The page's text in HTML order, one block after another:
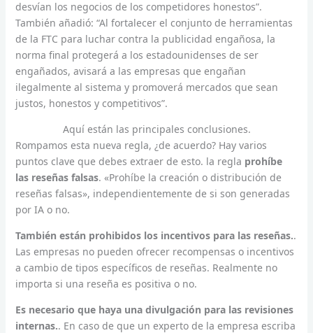
desvían los negocios de los competidores honestos”.
También añadió: “Al fortalecer el conjunto de herramientas
de la FTC para luchar contra la publicidad engañosa, la
norma final protegerá a los estadounidenses de ser
engañados, avisará a las empresas que engañan
ilegalmente al sistema y promoverá mercados que sean
justos, honestos y competitivos”.
Aquí están las principales conclusiones.
Rompamos esta nueva regla, ¿de acuerdo? Hay varios
puntos clave que debes extraer de esto. la regla prohíbe
las reseñas falsas. «Prohíbe la creación o distribución de
reseñas falsas», independientemente de si son generadas
por IA o no.
También están prohibidos los incentivos para las reseñas..
Las empresas no pueden ofrecer recompensas o incentivos
a cambio de tipos específicos de reseñas. Realmente no
importa si una reseña es positiva o no.
Es necesario que haya una divulgación para las revisiones
internas.. En caso de que un experto de la empresa escriba